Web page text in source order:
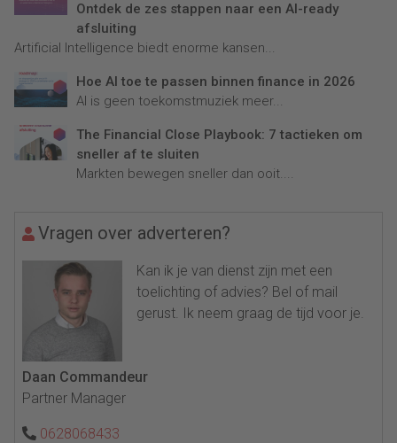
Ontdek de zes stappen naar een AI-ready
afsluiting
Artificial Intelligence biedt enorme kansen...
Hoe AI toe te passen binnen finance in 2026
AI is geen toekomstmuziek meer...
The Financial Close Playbook: 7 tactieken om
sneller af te sluiten
Markten bewegen sneller dan ooit....
Vragen over adverteren?
Kan ik je van dienst zijn met een
toelichting of advies? Bel of mail
gerust. Ik neem graag de tijd voor je.
Daan Commandeur
Partner Manager
0628068433